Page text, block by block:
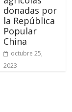
donadas por
la República
Popular
China
octubre 25,
2023